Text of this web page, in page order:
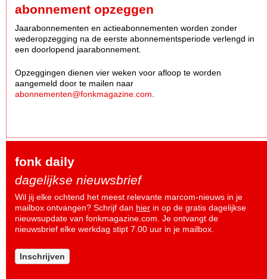
abonnement opzeggen
Jaarabonnementen en actieabonnementen worden zonder
wederopzegging na de eerste abonnementsperiode verlengd in
een doorlopend jaarabonnement.
Opzeggingen dienen vier weken voor afloop te worden
aangemeld door te mailen naar
abonnementen@fonkmagazine.com.
fonk daily
dagelijkse nieuwsbrief
Wil jij elke ochtend het meest relevante marcom-nieuws in je
mailbox ontvangen? Schrijf dan hier in op de gratis dagelijkse
nieuwsupdate van fonkmagazine.com. Je ontvangt de
nieuwsbrief elke werkdag stipt 7.00 uur in je mailbox.
Inschrijven